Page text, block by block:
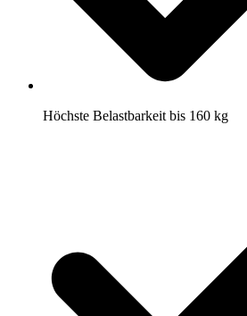
Höchste Belastbarkeit bis 160 kg